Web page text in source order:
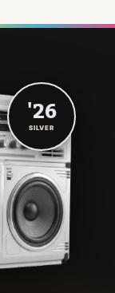
'26
SILVER